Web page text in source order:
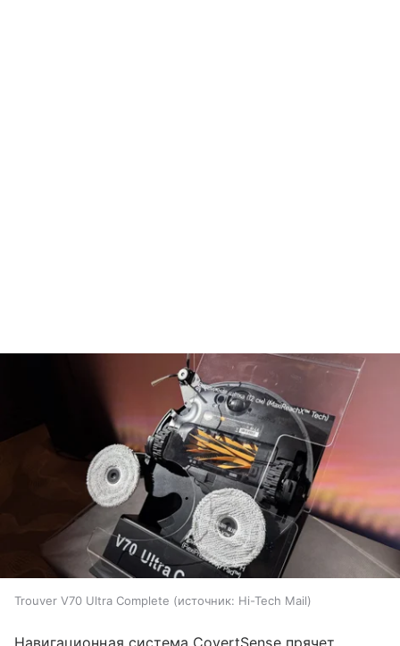
Trouver V70 Ultra Complete источник: Hi-Tech Mail